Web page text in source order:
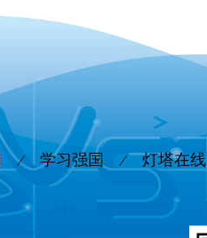
学习强国 灯塔在线